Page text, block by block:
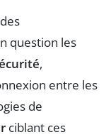
des
question les
,
entre les
de
ciblant ces